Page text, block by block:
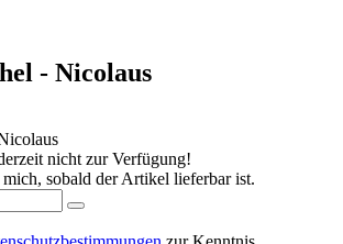
- Nicolaus
nicht zur Verfügung!
sobald der Artikel lieferbar ist.